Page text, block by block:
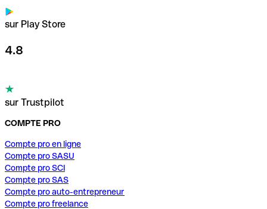
sur Play Store
4.8
sur Trustpilot
COMPTE PRO
Compte pro en ligne
Compte pro SASU
Compte pro SCI
Compte pro SAS
Compte pro auto-entrepreneur
Compte pro freelance